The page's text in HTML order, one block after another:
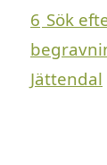
6 Sök
Jättendal